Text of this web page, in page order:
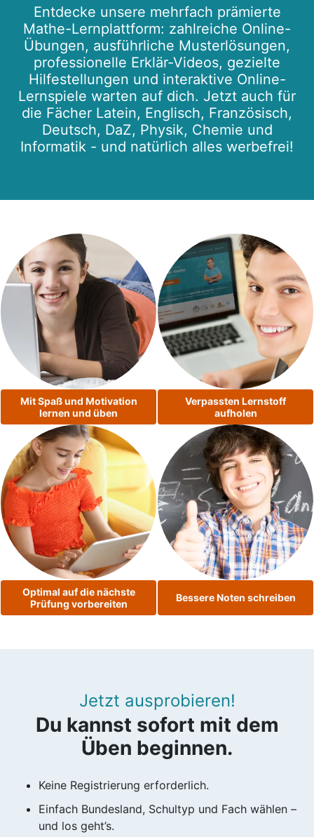
Entdecke unsere mehrfach prämierte
Mathe-Lernplattform: zahlreiche Online-
Übungen, ausführliche Musterlösungen,
professionelle Erklär-Videos, gezielte
Hilfestellungen und interaktive Online-
Lernspiele warten auf dich. Jetzt auch für
die Fächer Latein, Englisch, Französisch,
Deutsch, DaZ, Physik, Chemie und
Informatik - und natürlich alles werbefrei!
Mit Spaß und Motivation
lernen und üben
Verpassten Lernstoff
aufholen
Optimal auf die nächste
Prüfung vorbereiten
Bessere Noten schreiben
Jetzt ausprobieren!
Du kannst sofort mit dem
Üben beginnen.
Keine Registrierung erforderlich.
Einfach Bundesland, Schultyp und Fach wählen –
und los geht’s.